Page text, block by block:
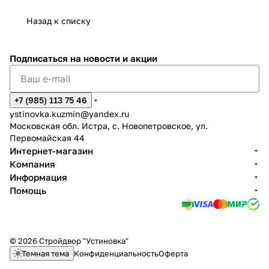
Назад к списку
Подписаться на новости и акции
+7 (985) 113 75 46
ystinovka.kuzmin@yandex.ru
Московская обл. Истра, с. Новопетровское, ул.
Первомайская 44
Интернет-магазин
Компания
Информация
Помощь
© 2026 Стройдвор "Устиновка"
Темная тема КонфиденциальностьОферта